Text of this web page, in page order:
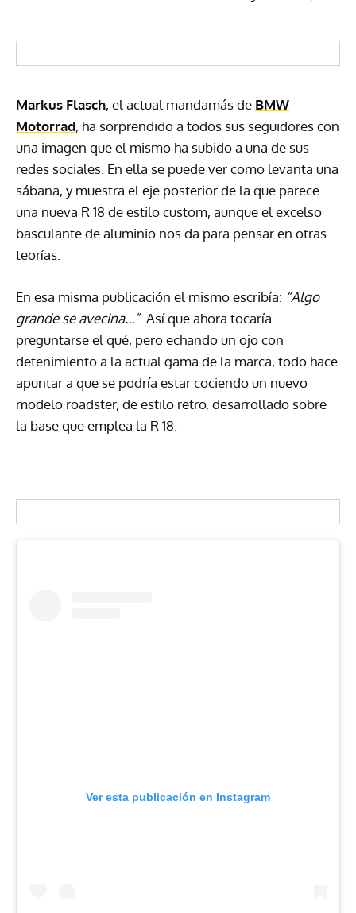
Markus Flasch, el actual mandamás de BMW
Motorrad, ha sorprendido a todos sus seguidores con
una imagen que el mismo ha subido a una de sus
redes sociales. En ella se puede ver como levanta una
sábana, y muestra el eje posterior de la que parece
una nueva R 18 de estilo custom, aunque el excelso
basculante de aluminio nos da para pensar en otras
teorías.
En esa misma publicación el mismo escribía: “Algo
grande se avecina…”. Así que ahora tocaría
preguntarse el qué, pero echando un ojo con
detenimiento a la actual gama de la marca, todo hace
apuntar a que se podría estar cociendo un nuevo
modelo roadster, de estilo retro, desarrollado sobre
la base que emplea la R 18.
Ver esta publicación en Instagram